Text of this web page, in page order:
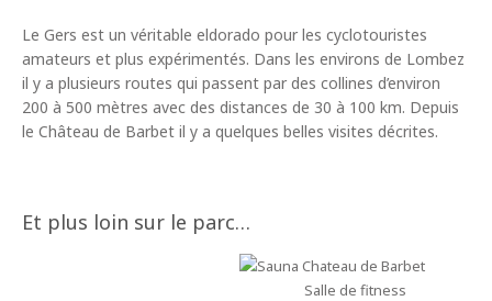
Le Gers est un véritable eldorado pour les cyclotouristes
amateurs et plus expérimentés. Dans les environs de Lombez
il y a plusieurs routes qui passent par des collines d’environ
200 à 500 mètres avec des distances de 30 à 100 km. Depuis
le Château de Barbet il y a quelques belles visites décrites.
Et plus loin sur le parc…
Salle de fitness